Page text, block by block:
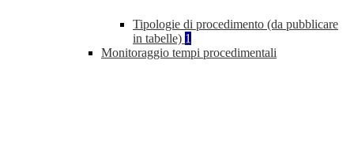
Tipologie di procedimento (da pubblicare
in tabelle) 1
Monitoraggio tempi procedimentali